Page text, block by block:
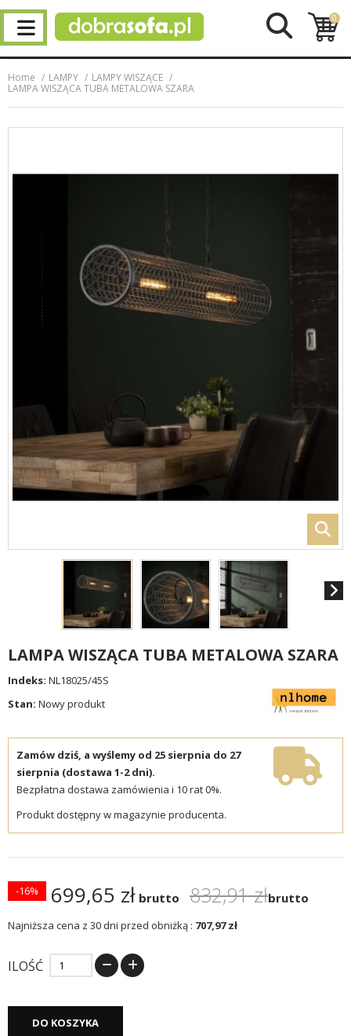
0
Home LAMPY
LAMPY WISZĄCE
LAMPA WISZĄCA TUBA METALOWA SZARA
LAMPA WISZĄCA TUBA METALOWA SZARA
Indeks: NL18025/45S
Stan: Nowy produkt
Zamów dziś, a wyślemy od 25 sierpnia do 27
sierpnia (dostawa 1-2 dni).
Bezpłatna dostawa zamówienia i 10 rat 0%.
Produkt dostępny w magazynie producenta.
699,65 zł brutto 832,91 złbrutto
-16%
Najniższa cena z 30 dni przed obniżką : 707,97 zł
ILOŚĆ
DO KOSZYKA